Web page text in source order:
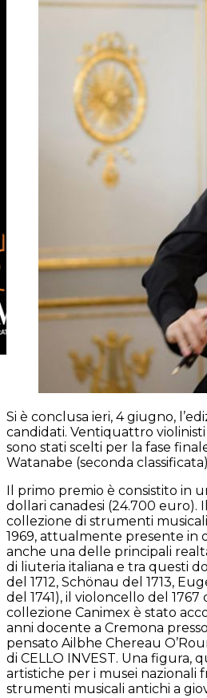
Si è conclusa ieri, 4 giugno,
candidati. Ventiquattro
sono stati scelti per la fase
Watanabe (seconda
Il primo premio è consistito in
dollari canadesi (24.700 euro).
collezione di strumenti
1969, attualmente presente in
anche una delle principali
di liuteria italiana e tra questi
del 1712, Schönau del 1713,
del 1741), il violoncello del
collezione Canimex è stato
anni docente a Cremona
pensato Ailbhe Chereau
di CELLO INVEST. Una figura,
artistiche per i musei nazionali
strumenti musicali antichi a